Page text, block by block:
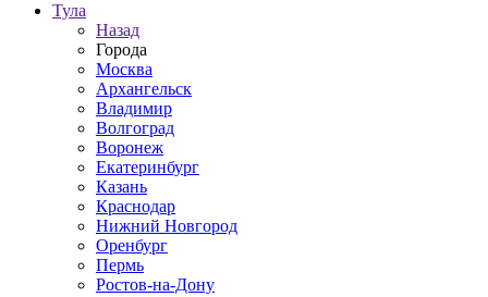
Тула
Назад
Города
Москва
Архангельск
Владимир
Волгоград
Воронеж
Екатеринбург
Казань
Краснодар
Нижний Новгород
Оренбург
Пермь
Ростов-на-Дону